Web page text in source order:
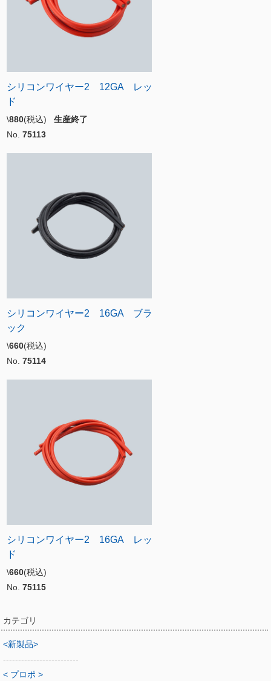
シリコンワイヤー2 12GA レッ
ド
\880(税込) 生産終了
No. 75113
シリコンワイヤー2 16GA ブラ
ック
\660(税込)
No. 75114
シリコンワイヤー2 16GA レッ
ド
\660(税込)
No. 75115
カテゴリ
<新製品>
-------------------------
< プロポ >